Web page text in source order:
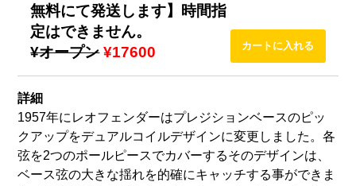
無料にて発送します】時間指
定はできません。
¥オープン ¥17600
詳細
1957年にレオフェンダーはプレジションベースのピッ
クアップをデュアルコイルデザインに変更しました。各
弦を2つのポールピースでカバーするそのデザインは、
ベース弦の大きな揺れを的確にキャッチする事ができま